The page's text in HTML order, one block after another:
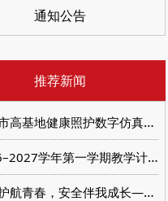
通知公告
推荐新闻
地健康照护数字仿真实训设备招标比价文件
学年第一学期教学计划与教材遴选审定会议
安全伴我成长——我校开展未成年人保护与禁毒防艾系列宣传教育活动